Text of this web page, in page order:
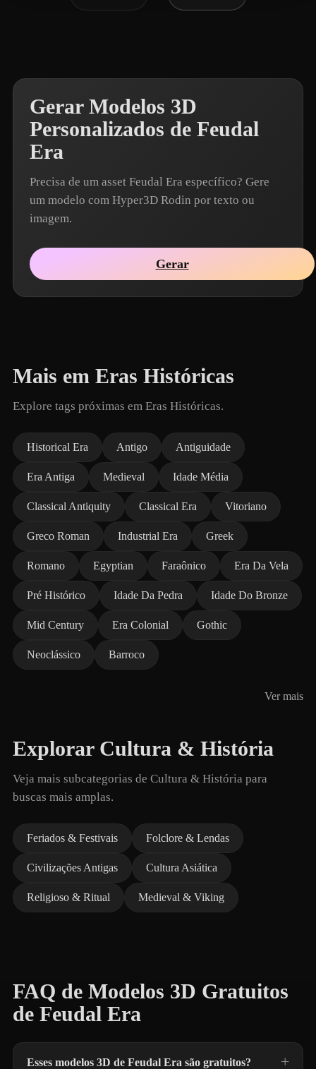
Gerar Modelos 3D
Personalizados de Feudal
Era
Precisa de um asset Feudal Era específico? Gere
um modelo com Hyper3D Rodin por texto ou
imagem.
Gerar
Mais em Eras Históricas
Explore tags próximas em Eras Históricas.
Historical Era Antigo Antiguidade
Era Antiga Medieval Idade Média
Classical Antiquity Classical Era Vitoriano
Greco Roman Industrial Era Greek
Romano Egyptian Faraônico Era Da Vela
Pré Histórico Idade Da Pedra Idade Do Bronze
Mid Century Era Colonial Gothic
Neoclássico Barroco
Ver mais
Explorar Cultura & História
Veja mais subcategorias de Cultura & História para
buscas mais amplas.
Feriados & Festivais Folclore & Lendas
Civilizações Antigas Cultura Asiática
Religioso & Ritual Medieval & Viking
FAQ de Modelos 3D Gratuitos
de Feudal Era
Esses modelos 3D de Feudal Era são gratuitos?